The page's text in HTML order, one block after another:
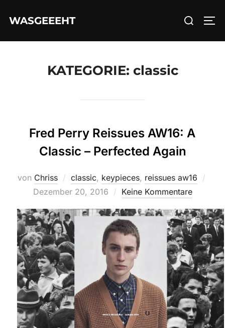
InhaltWASGEEEHT
Suchen
KATEGORIE: classic
Fred Perry Reissues AW16: A
Classic – Perfected Again
von Chriss classic, keypieces, reissues aw16
Dezember 20, 2016 Keine Kommentare